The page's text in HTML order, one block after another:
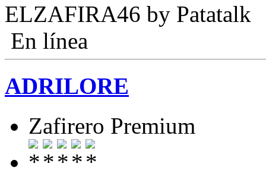
ELZAFIRA46 by Patatalk
En línea
ADRILORE
Zafirero Premium